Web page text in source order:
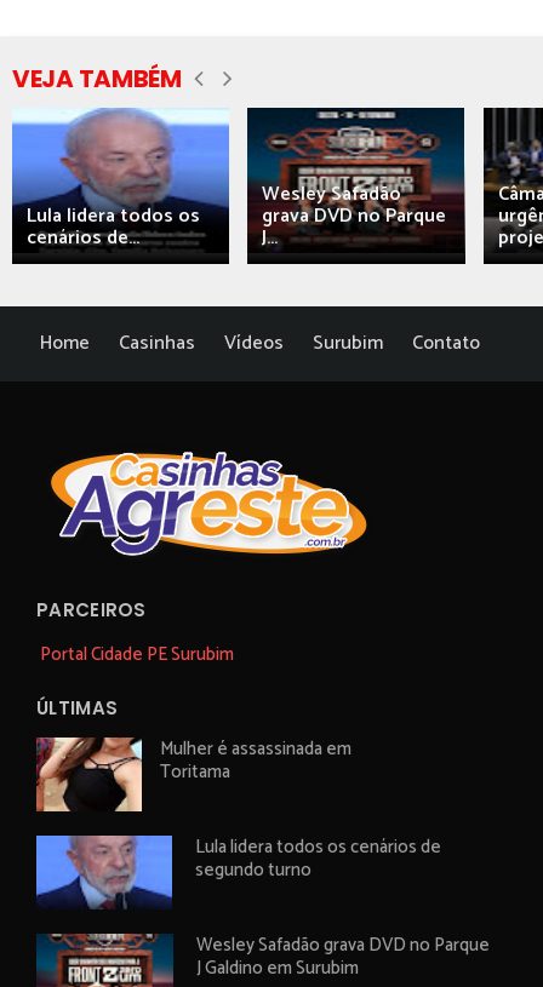
VEJA TAMBÉM
Lula lidera todos os
cenários de...
Wesley Safadão
grava DVD no Parque
J...
Home Casinhas Vídeos Surubim Contato
PARCEIROS
Portal Cidade PE Surubim
ÚLTIMAS
Mulher é assassinada em
Toritama
Lula lidera todos os cenários de
segundo turno
Wesley Safadão grava DVD no Parque
J Galdino em Surubim